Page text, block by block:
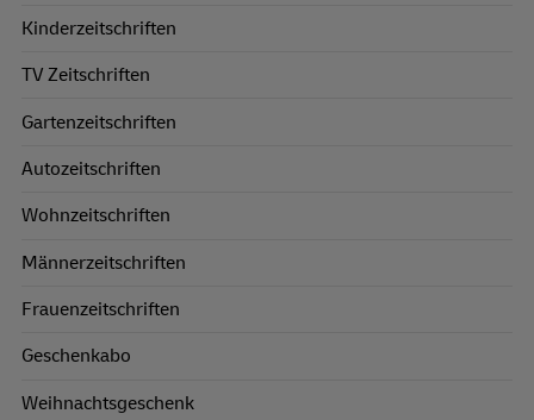
Kinderzeitschriften
TV Zeitschriften
Gartenzeitschriften
Autozeitschriften
Wohnzeitschriften
Männerzeitschriften
Frauenzeitschriften
Geschenkabo
Weihnachtsgeschenk